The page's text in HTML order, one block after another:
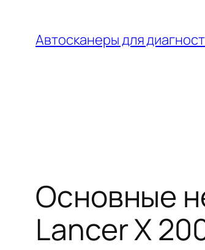
содержимому
Автосканеры для
Основные
Lancer X